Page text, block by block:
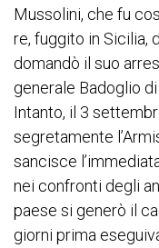
Mussolini, che fu
re, fuggito in Sicilia,
domandò il suo
generale Badoglio
Intanto, il 3
segretamente
sancisce
nei confronti degli
paese si generò il
giorni prima